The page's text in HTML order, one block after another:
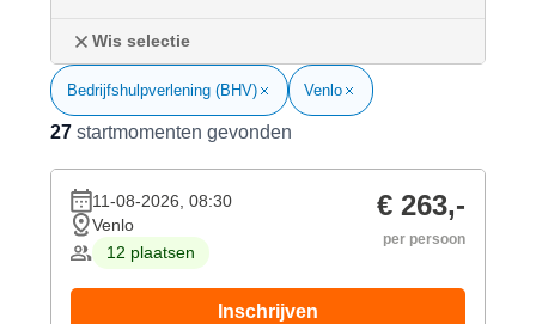
Wis selectie
27 startmomenten gevonden
Bedrijfshulpverlening (BHV) Venlo
11-08-2026, 08:30
Venlo
12 plaatsen
€ 263,-
per persoon
Inschrijven